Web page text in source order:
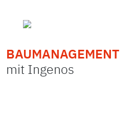
Skip
content
BAUMANAGEMENT
mit Ingenos